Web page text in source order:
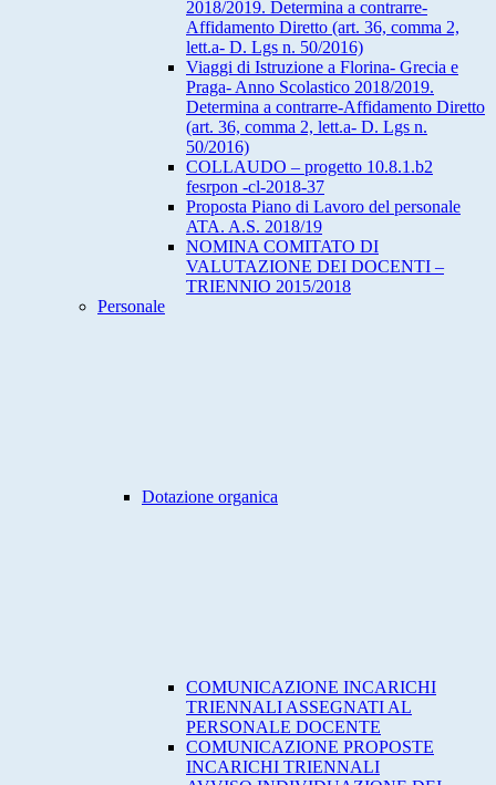
2018/2019. Determina a contrarre-
Affidamento Diretto (art. 36, comma 2,
lett.a- D. Lgs n. 50/2016)
Viaggi di Istruzione a Florina- Grecia e
Praga- Anno Scolastico 2018/2019.
Determina a contrarre-Affidamento Diretto
(art. 36, comma 2, lett.a- D. Lgs n.
50/2016)
COLLAUDO – progetto 10.8.1.b2
fesrpon -cl-2018-37
Proposta Piano di Lavoro del personale
ATA. A.S. 2018/19
NOMINA COMITATO DI
VALUTAZIONE DEI DOCENTI –
TRIENNIO 2015/2018
Personale
Dotazione organica
COMUNICAZIONE INCARICHI
TRIENNALI ASSEGNATI AL
PERSONALE DOCENTE
COMUNICAZIONE PROPOSTE
INCARICHI TRIENNALI